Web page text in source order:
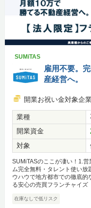
SUMiTAS
雇用不要。
産経営へ。
開業お祝い金対象企
業種
開業資金
対象
SUMiTASのここが凄い！1.
ム完全無料・タレント使い放
ウハウで地方都市での徹底的
る安心の売買フランチャイズ
在庫なしで低リスク